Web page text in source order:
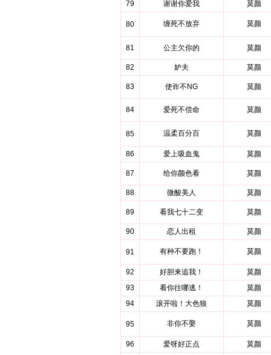
79 谢谢你爱我 莫颜
80 缠死不放弃 莫颜
81 公主欠你的 莫颜
82 妒夫 莫颜
83 使诈不NG 莫颜
84 爱死不偿命 莫颜
85 温柔百分百 莫颜
86 爱上吸血鬼 莫颜
87 给你颜色看 莫颜
88 微酸美人 莫颜
89 看我七十二变 莫颜
90 恋人出租 莫颜
91 有种不要跑！ 莫颜
92 好胆来追我！
莫颜
93
看你往哪逃！
莫颜
94
滚开啦！大色狼 莫颜
95 非你不娶 莫颜
96 爱呀好正点
莫颜